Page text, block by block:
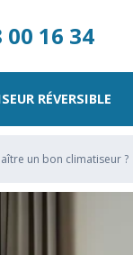
un bon climatiseur ?
00 16 34
RÉVERSIBLE